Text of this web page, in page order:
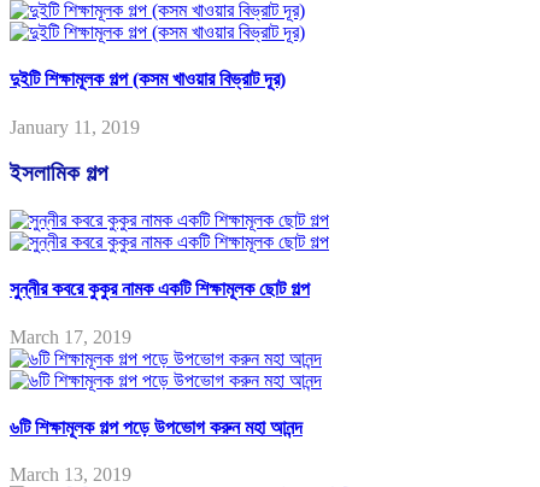
দুইটি শিক্ষামূলক গল্প (কসম খাওয়ার বিভ্রাট দূর)
January 11, 2019
ইসলামিক গল্প
সুন্নীর কবরে কুকুর নামক একটি শিক্ষামূলক ছোট গল্প
March 17, 2019
৬টি শিক্ষামূলক গল্প পড়ে উপভোগ করুন মহা আনন্দ
March 13, 2019